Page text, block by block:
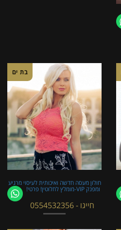
בת ים
חולון מעסה חדשה ואיכותית לעיסוי מרגיע
ומפנק VIP-מומלץ לחלוטין! פרטי! ​​​​​​
חייגו - 0554532356